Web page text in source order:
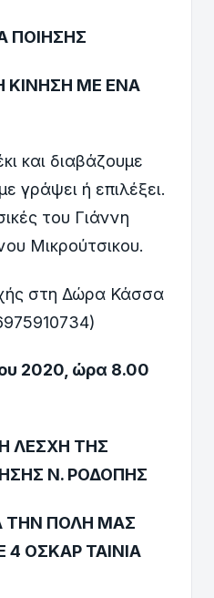
ΠΟΙΗΣΗΣ
ΚΙΝΗΣΗ ΜΕ ΕΝΑ
και διαβάζουμε
γράψει ή επιλέξει.
του Γιάννη
Μικρούτσικου.
στη Δώρα Κάσσα
2020, ώρα 8.00
ΛΕΣΧΗ ΤΗΣ
Ν. ΡΟΔΟΠΗΣ
ΤΗΝ ΠΟΛΗ ΜΑΣ
ΟΣΚΑΡ ΤΑΙΝΙΑ